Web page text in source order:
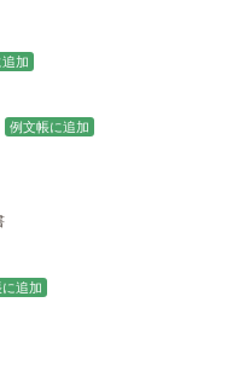
加
例文帳に追加
追加